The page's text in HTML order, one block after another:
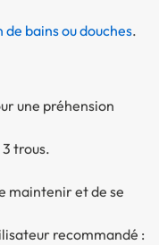
bains ou douches.
une préhension
trous.
maintenir et de se
recommandé :